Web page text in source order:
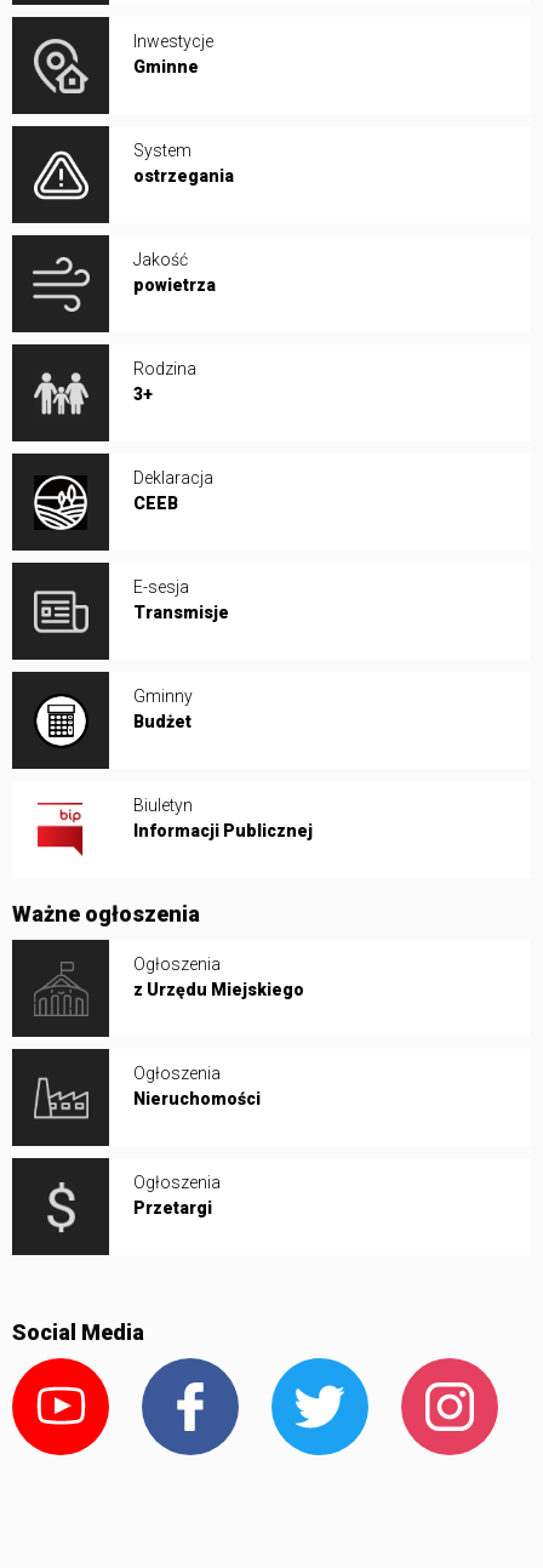
Inwestycje
Gminne
System
ostrzegania
Jakość
powietrza
Rodzina
3+
Deklaracja
CEEB
E-sesja
Transmisje
Gminny
Budżet
Biuletyn
Informacji Publicznej
Ważne ogłoszenia
Ogłoszenia
z Urzędu Miejskiego
Ogłoszenia
Nieruchomości
Ogłoszenia
Przetargi
Social Media